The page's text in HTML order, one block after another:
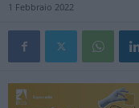
1 Febbraio 2022